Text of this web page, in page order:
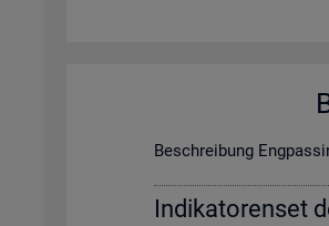
Be­schrei­bung
In­di­ka­to­ren­set